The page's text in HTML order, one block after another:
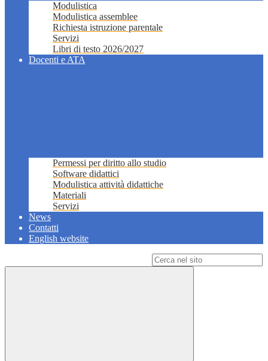
Modulistica
Modulistica assemblee
Richiesta istruzione parentale
Servizi
Libri di testo 2026/2027
Docenti e ATA
Permessi per diritto allo studio
Software didattici
Modulistica attività didattiche
Materiali
Servizi
News
Contatti
English website